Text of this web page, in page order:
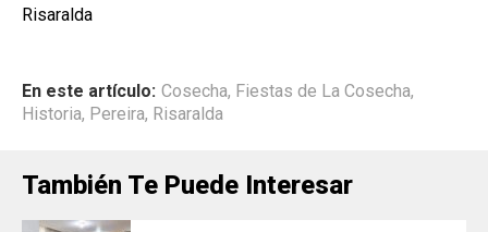
Risaralda
En este artículo: Cosecha, Fiestas de La Cosecha,
Historia, Pereira, Risaralda
También Te Puede Interesar